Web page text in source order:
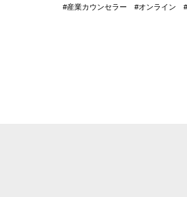
#産業カウンセラー #オンライン